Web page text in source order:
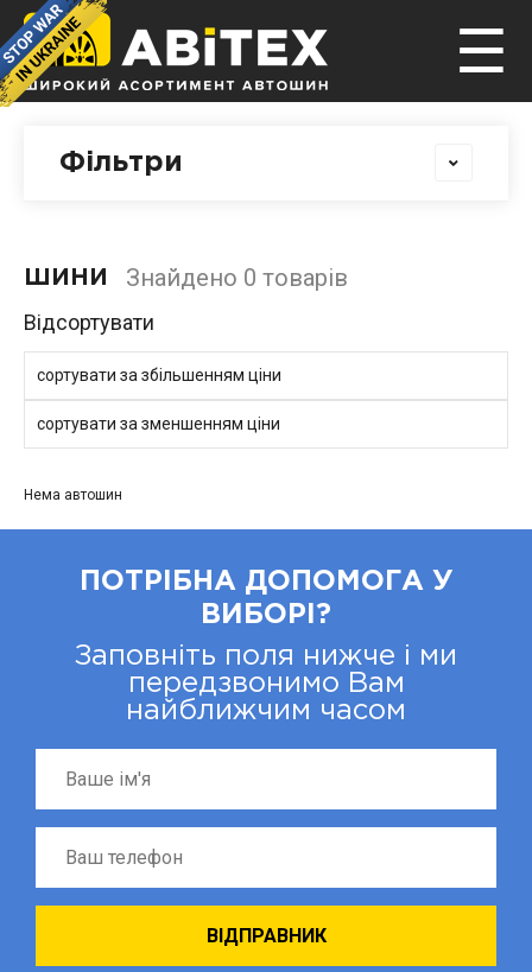
☰
Фільтри
ШИНИ Знайдено 0 товарів
Відсортувати
сортувати за збільшенням ціни
сортувати за зменшенням ціни
Нема автошин
ПОТРІБНА ДОПОМОГА У
ВИБОРІ?
Заповніть поля нижче і ми
передзвонимо Вам
найближчим часом